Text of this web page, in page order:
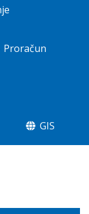
Proračun
GIS